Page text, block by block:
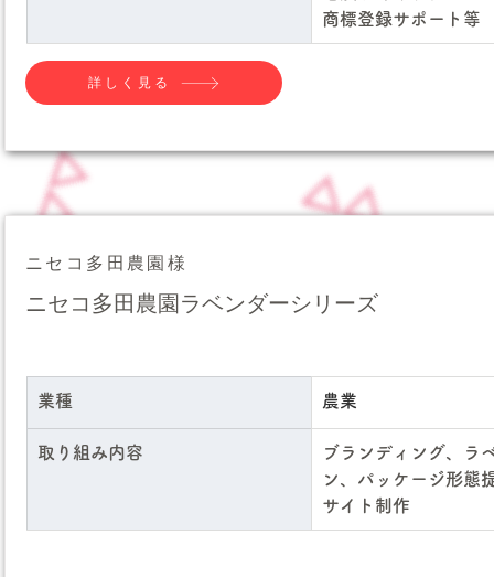
商標登録サポート等
詳しく見る
ニセコ多田農園様
ニセコ多田農園ラベンダーシリーズ
業種 農業
取り組み内容
ブランディング、ラ
ン、パッケージ形態
サイト制作